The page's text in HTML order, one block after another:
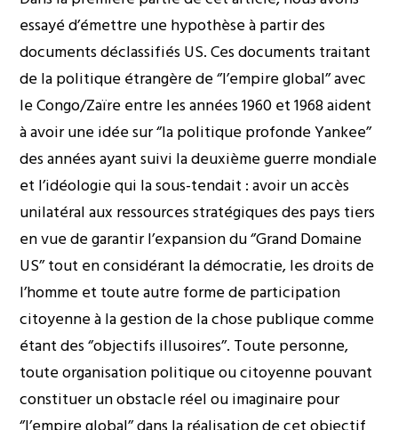
essayé d’émettre une hypothèse à partir des
documents déclassifiés US. Ces documents traitant
de la politique étrangère de ‘’l’empire global’’ avec
le Congo/Zaïre entre les années 1960 et 1968 aident
à avoir une idée sur ‘’la politique profonde Yankee’’
des années ayant suivi la deuxième guerre mondiale
et l’idéologie qui la sous-tendait : avoir un accès
unilatéral aux ressources stratégiques des pays tiers
en vue de garantir l’expansion du ‘’Grand Domaine
US’’ tout en considérant la démocratie, les droits de
l’homme et toute autre forme de participation
citoyenne à la gestion de la chose publique comme
étant des ‘’objectifs illusoires’’. Toute personne,
toute organisation politique ou citoyenne pouvant
constituer un obstacle réel ou imaginaire pour